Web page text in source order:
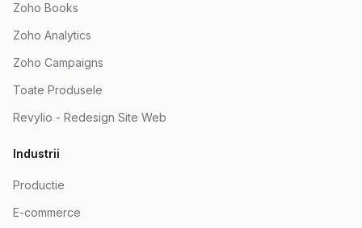
Zoho Books
Zoho Analytics
Zoho Campaigns
Toate Produsele
Revylio - Redesign Site Web
Industrii
Productie
E-commerce